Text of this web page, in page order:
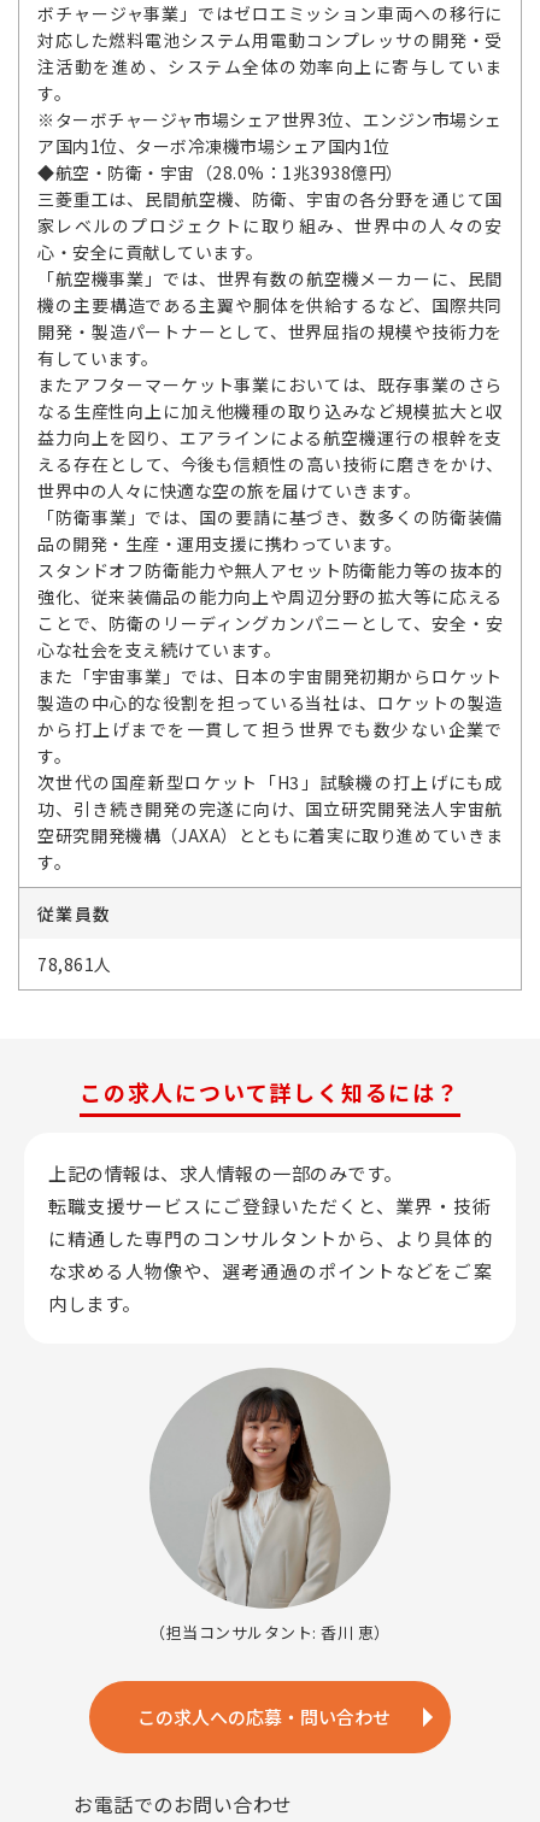
ボチャージャ事業」ではゼロエミッション車両への移行に
対応した燃料電池システム用電動コンプレッサの開発・受
注活動を進め、システム全体の効率向上に寄与していま
す。
※ターボチャージャ市場シェア世界3位、エンジン市場シェ
ア国内1位、ターボ冷凍機市場シェア国内1位
◆航空・防衛・宇宙（28.0%：1兆3938億円）
三菱重工は、民間航空機、防衛、宇宙の各分野を通じて国
家レベルのプロジェクトに取り組み、世界中の人々の安
心・安全に貢献しています。
「航空機事業」では、世界有数の航空機メーカーに、民間
機の主要構造である主翼や胴体を供給するなど、国際共同
開発・製造パートナーとして、世界屈指の規模や技術力を
有しています。
またアフターマーケット事業においては、既存事業のさら
なる生産性向上に加え他機種の取り込みなど規模拡大と収
益力向上を図り、エアラインによる航空機運行の根幹を支
える存在として、今後も信頼性の高い技術に磨きをかけ、
世界中の人々に快適な空の旅を届けていきます。
「防衛事業」では、国の要請に基づき、数多くの防衛装備
品の開発・生産・運用支援に携わっています。
スタンドオフ防衛能力や無人アセット防衛能力等の抜本的
強化、従来装備品の能力向上や周辺分野の拡大等に応える
ことで、防衛のリーディングカンパニーとして、安全・安
心な社会を支え続けています。
また「宇宙事業」では、日本の宇宙開発初期からロケット
製造の中心的な役割を担っている当社は、ロケットの製造
から打上げまでを一貫して担う世界でも数少ない企業で
す。
次世代の国産新型ロケット「H3」試験機の打上げにも成
功、引き続き開発の完遂に向け、国立研究開発法人宇宙航
空研究開発機構（JAXA）とともに着実に取り進めていきま
す。
従業員数
78,861人
この求人について詳しく知るには？
上記の情報は、求人情報の一部のみです。
転職支援サービスにご登録いただくと、業界・技術
に精通した専門のコンサルタントから、 より具体的
な求める人物像や、選考通過のポイントなどをご案
内します。
（担当コンサルタント: 香川 恵）
この求人への応募・問い合わせ
お電話でのお問い合わせ